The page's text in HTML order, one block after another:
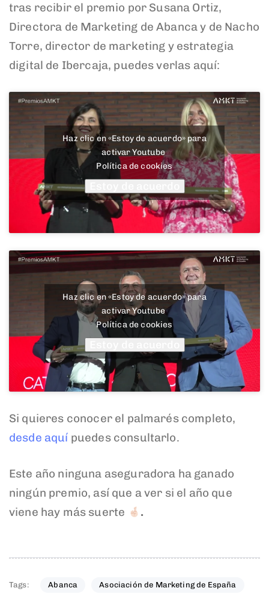
tras recibir el premio por Susana Ortiz,
Directora de Marketing de Abanca y de Nacho
Torre, director de marketing y estrategia
digital de Ibercaja, puedes verlas aquí:
Haz clic en «Estoy de acuerdo» para
activar Youtube
Política de cookies
Haz clic en «Estoy de acuerdo» para
activar Youtube
Política de cookies
Si quieres conocer el palmarés completo,
desde aquí puedes consultarlo.
Este año ninguna aseguradora ha ganado
ningún premio, así que a ver si el año que
viene hay más suerte
.
Tags: Abanca Asociación de Marketing de España